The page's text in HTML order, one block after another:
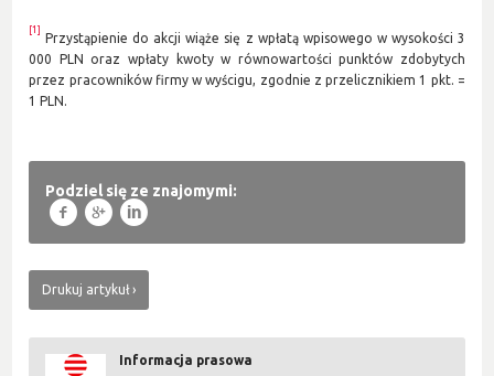
[1]
Przystąpienie do akcji wiąże się z wpłatą wpisowego w wysokości 3
000 PLN oraz wpłaty kwoty w równowartości punktów zdobytych
przez pracowników firmy w wyścigu, zgodnie z przelicznikiem 1 pkt. =
1 PLN.
Podziel się ze znajomymi:
f g l
Drukuj artykuł
Informacja prasowa